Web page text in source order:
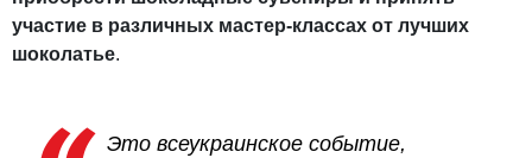
участие в различных мастер-классах от лучших
шоколатье.
Это всеукраинское событие,